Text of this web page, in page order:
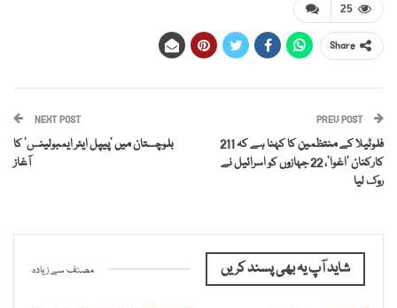
25
Share
PREV POST
فلوٹیلا کے منتظمین کا کہنا ہے کہ 211
کارکنان ‘اغوا’، 22 جہازوں کو اسرائیل نے
روک لیا
NEXT POST
بلوچستان میں ‘پیپل ایئر ایمبولینس’ کا
آغاز
شاید آپ یہ بھی پسند کریں مصنف سے زیادہ